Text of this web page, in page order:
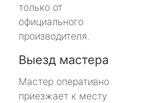
только от
официального
производителя.
Выезд мастера
Мастер оперативно
приезжает к месту